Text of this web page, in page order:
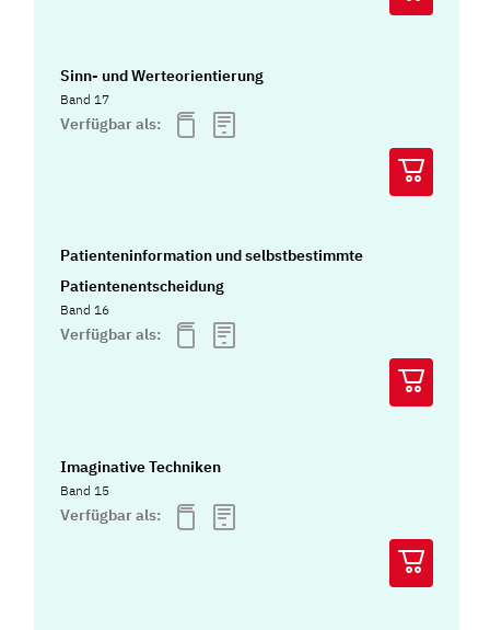
Sinn- und Werteorientierung
Band 17
Verfügbar als:
Patienteninformation und selbstbestimmte
Patientenentscheidung
Band 16
Verfügbar als:
Imaginative Techniken
Band 15
Verfügbar als: